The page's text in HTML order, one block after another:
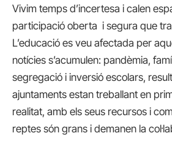
Vivim temps d’incertesa i calen
participació oberta i segura que
L’educació es veu afectada per
notícies s’acumulen: pandèmia,
segregació i inversió escolars,
ajuntaments estan treballant en
realitat, amb els seus recursos i
reptes són grans i demanen la